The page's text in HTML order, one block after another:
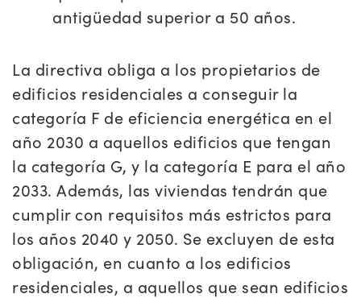
antigüedad superior a 50 años.
La directiva obliga a los propietarios de
edificios residenciales a conseguir la
categoría F de eficiencia energética en el
año 2030 a aquellos edificios que tengan
la categoría G, y la categoría E para el año
2033. Además, las viviendas tendrán que
cumplir con requisitos más estrictos para
los años 2040 y 2050. Se excluyen de esta
obligación, en cuanto a los edificios
residenciales, a aquellos que sean edificios